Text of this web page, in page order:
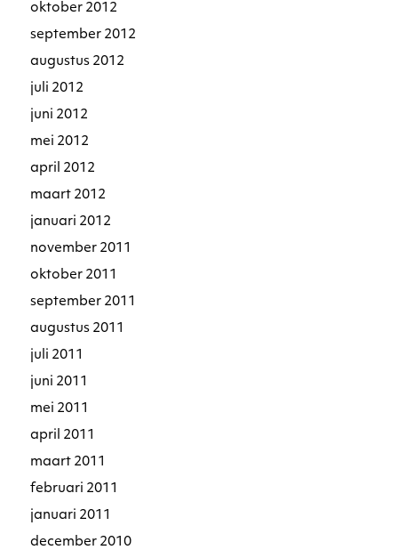
oktober 2012
september 2012
augustus 2012
juli 2012
juni 2012
mei 2012
april 2012
maart 2012
januari 2012
november 2011
oktober 2011
september 2011
augustus 2011
juli 2011
juni 2011
mei 2011
april 2011
maart 2011
februari 2011
januari 2011
december 2010